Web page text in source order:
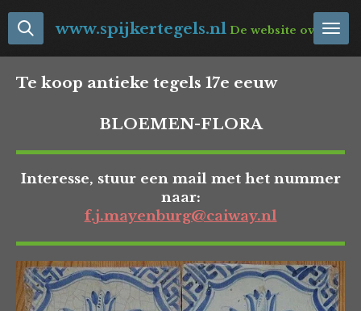
Ga
direct
hoofdinhoud
www.spijkertegels.nl De website over
Te koop antieke tegels 17e eeuw
BLOEMEN-FLORA
Interesse, stuur een mail met het nummer
naar:
f.j.mayenburg@caiway.nl